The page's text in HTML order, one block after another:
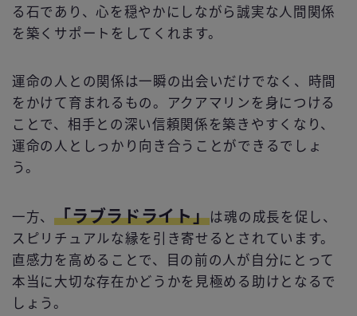
る石であり、心を穏やかにしながら誠実な人間関係
を築くサポートをしてくれます。
運命の人との関係は一瞬の出会いだけでなく、時間
をかけて育まれるもの。アクアマリンを身につける
ことで、相手との深い信頼関係を築きやすくなり、
運命の人としっかり向き合うことができるでしょ
う。
一方、「ラブラドライト」は魂の成長を促し、
スピリチュアルな縁を引き寄せるとされています。
直感力を高めることで、目の前の人が自分にとって
本当に大切な存在かどうかを見極める助けとなるで
しょう。